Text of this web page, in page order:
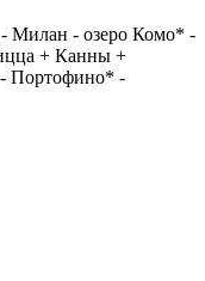
Милан - озеро Комо* -
+ Канны +
Портофино* -